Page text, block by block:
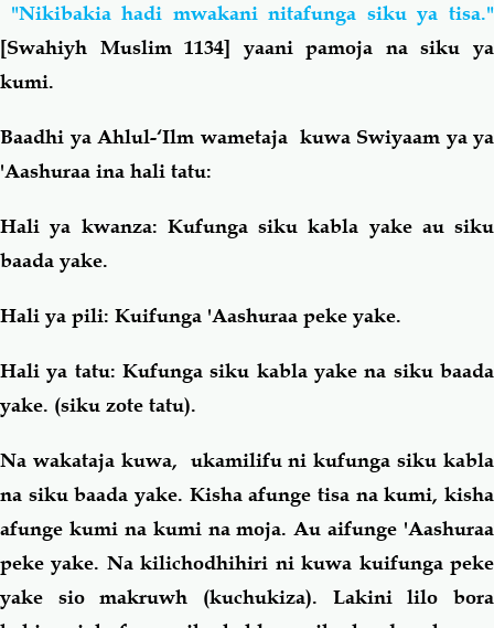
"Nikibakia hadi mwakani nitafunga siku ya tisa."
[Swahiyh Muslim 1134] yaani pamoja na siku ya
kumi.
Baadhi ya Ahlul-‘Ilm wametaja kuwa Swiyaam ya ya
'Aashuraa ina hali tatu:
Hali ya kwanza: Kufunga siku kabla yake au siku
baada yake.
Hali ya pili: Kuifunga 'Aashuraa peke yake.
Hali ya tatu: Kufunga siku kabla yakena siku baada
yake. (siku zote tatu).
Na wakataja kuwa, ukamilifu ni kufunga siku kabla
na siku baada yake. Kisha afunge tisa na kumi, kisha
afunge kumi na kumi na moja. Au aifunge 'Aashuraa
peke yake. Na kilichodhihiri ni kuwa kuifunga peke
yake sio makruwh (kuchukiza). Lakini lilo bora